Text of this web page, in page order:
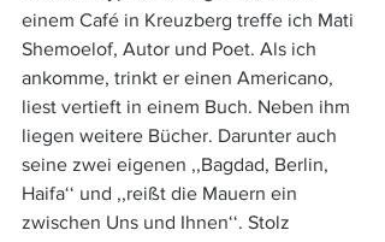
einem Café in Kreuzberg treffe ich Mati
Shemoelof, Autor und Poet. Als ich
ankomme, trinkt er einen Americano,
liest vertieft in einem Buch. Neben ihm
liegen weitere Bücher. Darunter auch
seine zwei eigenen ,,Bagdad, Berlin,
Haifa‘‘ und ,,reißt die Mauern ein
zwischen Uns und Ihnen‘‘. Stolz